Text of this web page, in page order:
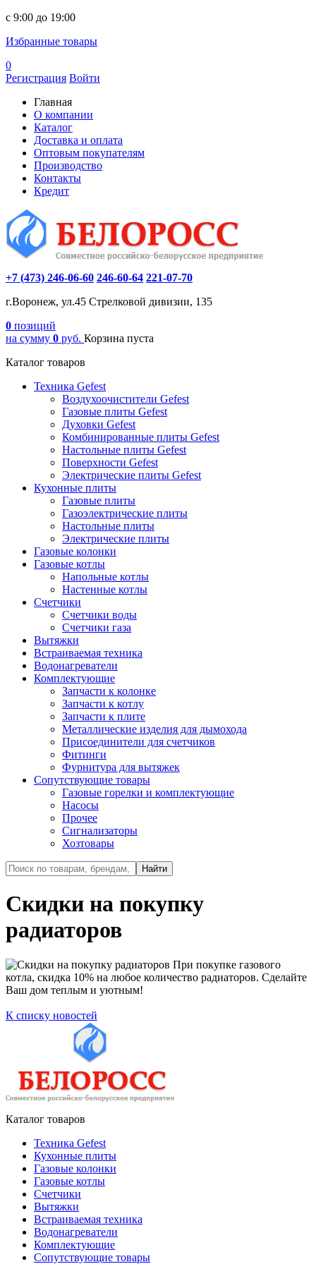
c 9:00 до 19:00
Избранные товары
0
Регистрация Войти
Главная
О компании
Каталог
Доставка и оплата
Оптовым покупателям
Производство
Контакты
Кредит
+7 (473) 246-06-60 246-60-64 221-07-70
г.Воронеж, ул.45 Стрелковой дивизии, 135
0 позиций
на сумму 0 руб. Корзина пуста
Каталог товаров
Техника Gefest
Воздухоочистители Gefest
Газовые плиты Gefest
Духовки Gefest
Комбинированные плиты Gefest
Настольные плиты Gefest
Поверхности Gefest
Электрические плиты Gefest
Кухонные плиты
Газовые плиты
Газоэлектрические плиты
Настольные плиты
Электрические плиты
Газовые колонки
Газовые котлы
Напольные котлы
Настенные котлы
Счетчики
Счетчики воды
Счетчики газа
Вытяжки
Встраиваемая техника
Водонагреватели
Комплектующие
Запчасти к колонке
Запчасти к котлу
Запчасти к плите
Металлические изделия для дымохода
Присоединители для счетчиков
Фитинги
Фурнитура для вытяжек
Сопутствующие товары
Газовые горелки и комплектующие
Насосы
Прочее
Сигнализаторы
Хозтовары
Скидки на покупку
радиаторов
При покупке газового
котла, скидка 10% на любое количество радиаторов. Сделайте
Ваш дом теплым и уютным!
К списку новостей
Каталог товаров
Техника Gefest
Кухонные плиты
Газовые колонки
Газовые котлы
Счетчики
Вытяжки
Встраиваемая техника
Водонагреватели
Комплектующие
Сопутствующие товары